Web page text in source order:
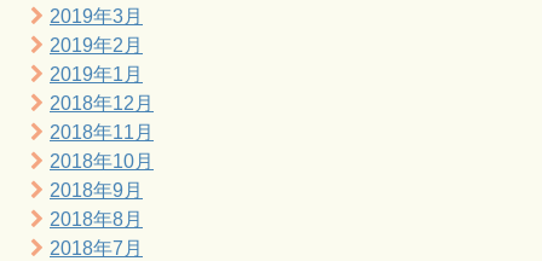
2019年3月
2019年2月
2019年1月
2018年12月
2018年11月
2018年10月
2018年9月
2018年8月
2018年7月